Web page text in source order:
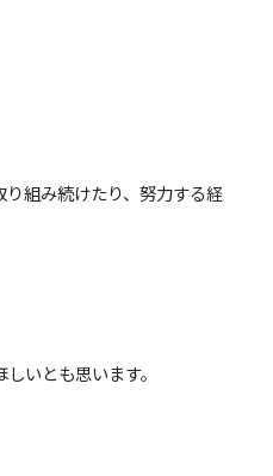
組み続けたり、努力する経
いとも思います。